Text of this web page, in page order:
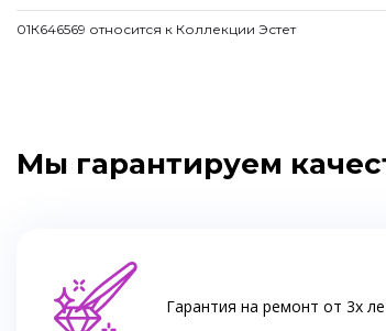
01К646569 относится к Коллекции Эстет
Мы гарантируем
Гарантия на ремонт от 3х